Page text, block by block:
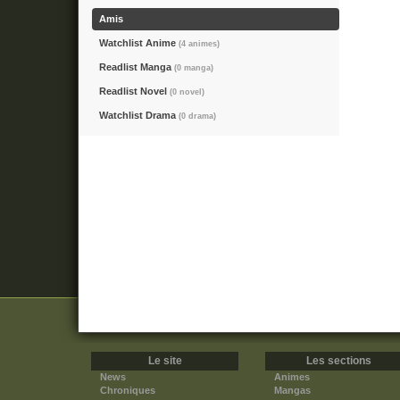
Amis
Watchlist Anime (4 animes)
Readlist Manga (0 manga)
Readlist Novel (0 novel)
Watchlist Drama (0 drama)
Le site
News
Chroniques
Les sections
Animes
Mangas